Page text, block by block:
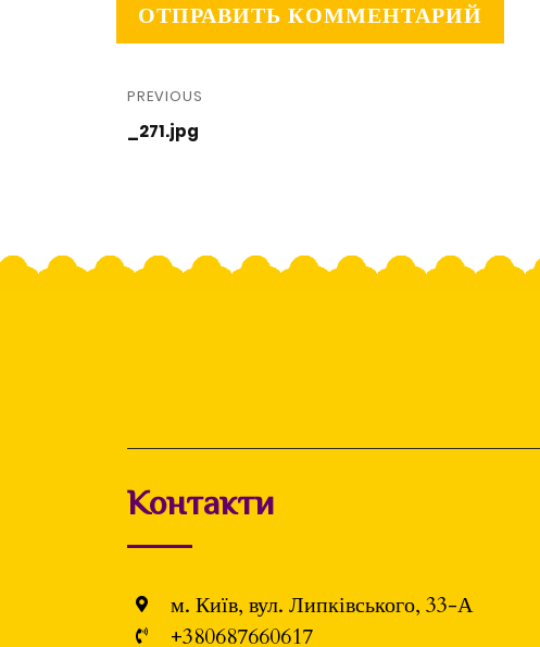
PREVIOUS
_271.jpg
Контакти
м. Київ, вул. Липківського, 33-А
+380687660617